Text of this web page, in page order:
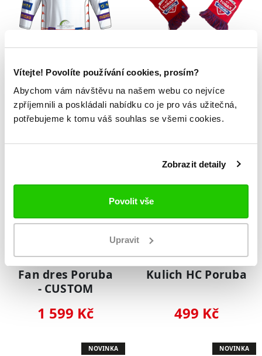
Vítejte! Povolíte používání cookies, prosím?
Abychom vám návštěvu na našem webu co nejvíce
zpříjemnili a poskládali nabídku co je pro vás užitečná,
potřebujeme k tomu váš souhlas se všemi cookies.
Zobrazit detaily
Povolit vše
Upravit
Fan dres Poruba
- CUSTOM
1 599 Kč
Šála Poruba
389 Kč
Fan dres Poruba
- CUSTOM
1 599 Kč
Kulich HC Poruba
499 Kč
NOVINKA NOVINKA